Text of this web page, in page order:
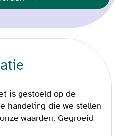
is gestoeld op de
handeling die we stellen
waarden. Gegroeid